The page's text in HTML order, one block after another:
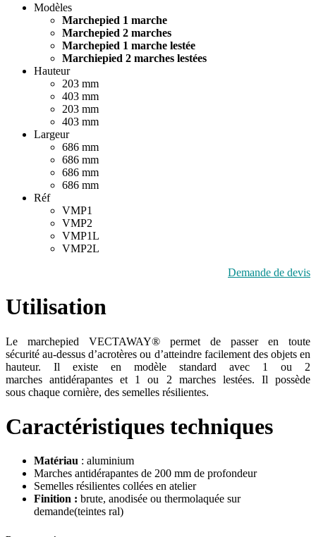
Modèles
Marchepied 1 marche
Marchepied 2 marches
Marchepied 1 marche lestée
Marchiepied 2 marches lestées
Hauteur
203 mm
403 mm
203 mm
403 mm
Largeur
686 mm
686 mm
686 mm
686 mm
Réf
VMP1
VMP2
VMP1L
VMP2L
Demande de devis
Utilisation
Le marchepied VECTAWAY® permet de passer en toute
sécurité au-dessus d’acrotères ou d’atteindre facilement des objets en
hauteur. Il existe en modèle standard avec 1 ou 2
marches antidérapantes et 1 ou 2 marches lestées. Il possède
sous chaque cornière, des semelles résilientes.
Caractéristiques techniques
Matériau : aluminium
Marches antidérapantes de 200 mm de profondeur
Semelles résilientes collées en atelier
Finition : brute, anodisée ou thermolaquée sur
demande(teintes ral)